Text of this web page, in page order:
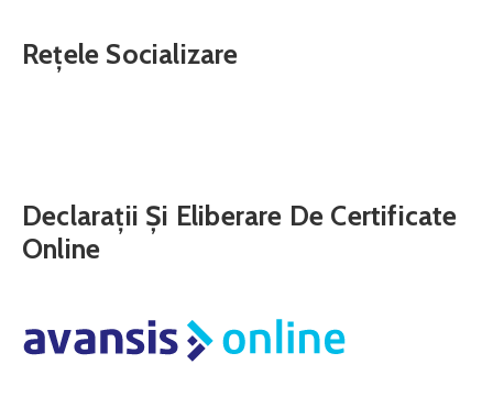
Rețele Socializare
Declarații Și Eliberare De Certificate
Online